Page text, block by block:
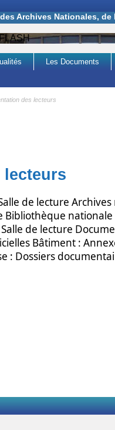
Archives Nationales,
Les Documents
des lecteurs
lecteurs
de lecture
Bibliothèque
de lecture
Bâtiment :
: Dossiers